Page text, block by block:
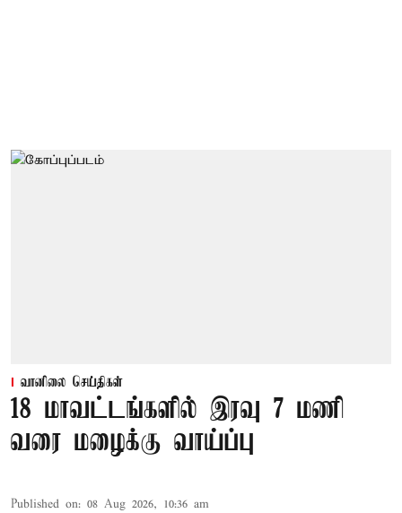
வானிலை செய்திகள்
18 மாவட்டங்களில் இரவு 7 மணி
வரை மழைக்கு வாய்ப்பு
Published on: 08 Aug 2026, 10:36 am